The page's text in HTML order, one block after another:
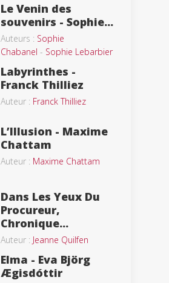
Le Venin des
souvenirs - Sophie...
Auteurs : Sophie
Chabanel - Sophie Lebarbier
Labyrinthes -
Franck Thilliez
Auteur : Franck Thilliez
L’Illusion - Maxime
Chattam
Auteur : Maxime Chattam
Dans Les Yeux Du
Procureur,
Chronique...
Auteur : Jeanne Quilfen
Elma - Eva Björg
Ægisdóttir